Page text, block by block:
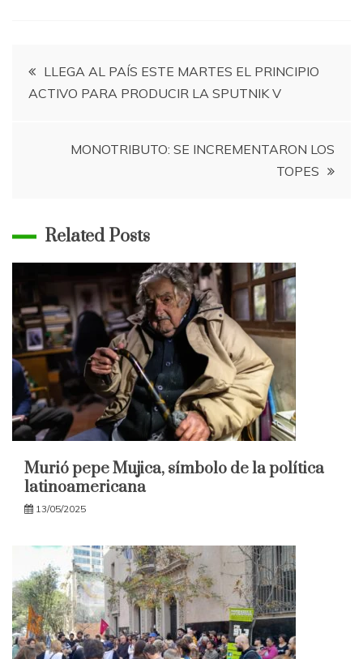
Navegación
de
entradas
LLEGA AL PAÍS ESTE MARTES EL PRINCIPIO
ACTIVO PARA PRODUCIR LA SPUTNIK V
MONOTRIBUTO: SE INCREMENTARON LOS
TOPES
Related Posts
Murió pepe Mujica, símbolo de la política
latinoamericana
13/05/2025